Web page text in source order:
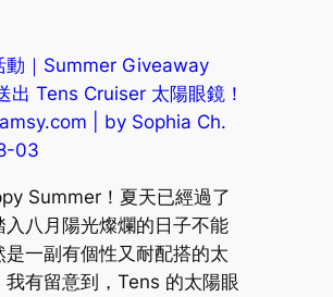
動｜Summer Giveaway
出 Tens Cruiser 太陽眼鏡！
| by Sophia Ch.
03
Summer！夏天已經過了
入八月陽光燦爛的日子不能
是一副有個性又耐配搭的太
我有留意到，Tens 的太陽眼